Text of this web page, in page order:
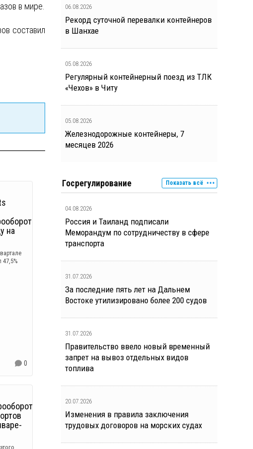
в мире.
составил
на
47,5%
0
06.08.2026
Рекорд суточной перевалки контейнеров
в Шанхае
05.08.2026
Регулярный контейнерный поезд из ТЛК
«Чехов» в Читу
05.08.2026
Железнодорожные контейнеры, 7
месяцев 2026
Госрегулирование Показать всё
04.08.2026
Россия и Таиланд подписали
Меморандум по сотрудничеству в сфере
транспорта
31.07.2026
За последние пять лет на Дальнем
Востоке утилизировано более 200 судов
31.07.2026
Правительство ввело новый временный
запрет на вывоз отдельных видов
топлива
20.07.2026
Изменения в правила заключения
трудовых договоров на морских судах